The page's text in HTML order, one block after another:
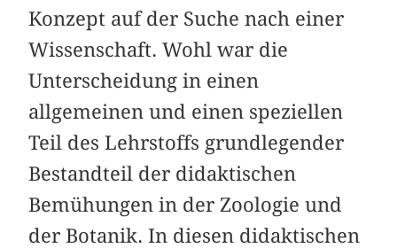
Konzept auf der Suche nach einer
Wissenschaft. Wohl war die
Unterscheidung in einen
allgemeinen und einen speziellen
Teil des Lehrstoffs grundlegender
Bestandteil der didaktischen
Bemühungen in der Zoologie und
der Botanik. In diesen didaktischen